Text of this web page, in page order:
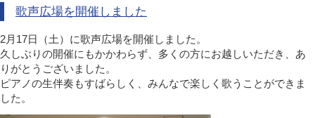
歌声広場を開催しました
2月17日（土）に歌声広場を開催しました。
久しぶりの開催にもかかわらず、多くの方にお越しいただき、あ
りがとうございました。
ピアノの生伴奏もすばらしく、みんなで楽しく歌うことができま
した。